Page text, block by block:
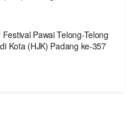
Pawai Telong-Telong
Kota (HJK) Padang ke-357